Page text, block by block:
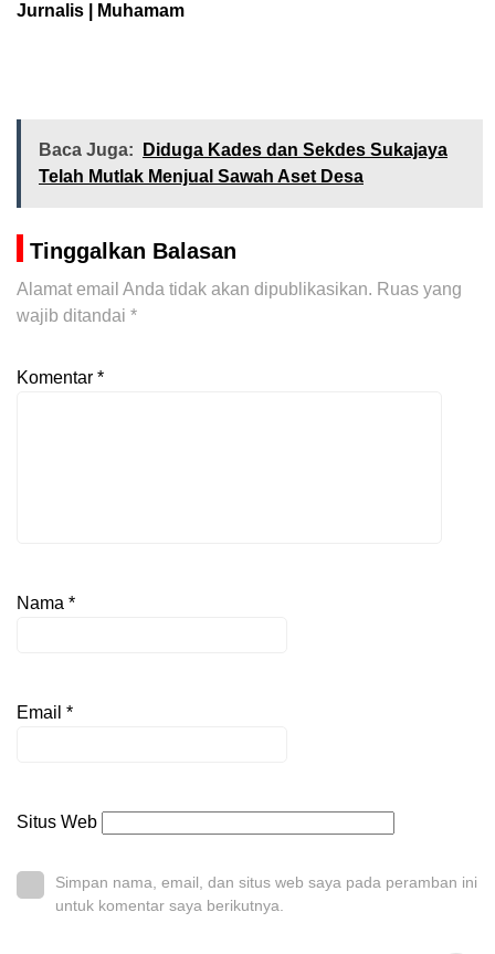
Jurnalis | Muhamam
Baca Juga:
Diduga Kades dan Sekdes Sukajaya
Telah Mutlak Menjual Sawah Aset Desa
Tinggalkan Balasan
Alamat email Anda tidak akan dipublikasikan. Ruas yang
wajib ditandai *
Komentar *
Nama *
Email *
Situs Web
Simpan nama, email, dan situs web saya pada peramban ini
untuk komentar saya berikutnya.